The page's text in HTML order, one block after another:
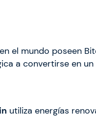
el mundo poseen
a convertirse en
utiliza energías